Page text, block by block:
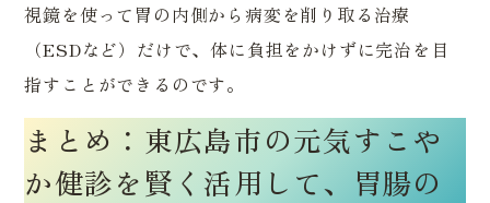
視鏡を使って胃の内側から病変を削り取る治療
（ESDなど）だけで、体に負担をかけずに完治を目
指すことができるのです。
まとめ：東広島市の元気すこや
か健診を賢く活用して、胃腸の